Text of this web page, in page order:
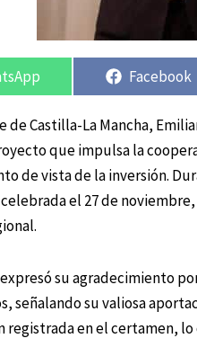
Compartir
en
Facebook
de Castilla-La Mancha,
que impulsa la
de vista de la inversión.
celebrada el 27 de
su agradecimiento
señalando su valiosa
registrada en el certamen,
Compartir
en